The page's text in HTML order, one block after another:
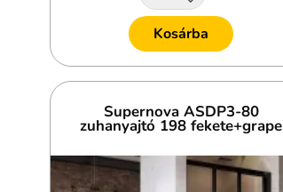
Kosárba
Supernova ASDP3-80
zuhanyajtó 198 fekete+grape